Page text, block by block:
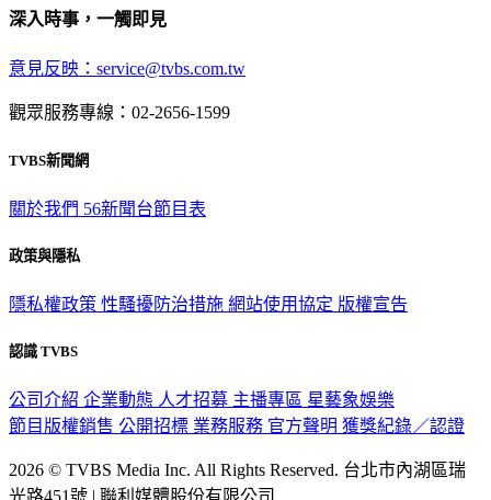
深入時事，一觸即見
意見反映：service@tvbs.com.tw
觀眾服務專線：02-2656-1599
TVBS新聞網
關於我們 56新聞台節目表
政策與隱私
隱私權政策 性騷擾防治措施 網站使用協定 版權宣告
認識 TVBS
公司介紹 企業動態 人才招募 主播專區 星藝象娛樂
節目版權銷售 公開招標 業務服務 官方聲明 獲獎紀錄／認證
2026 © TVBS Media Inc. All Rights Reserved. 台北市內湖區瑞